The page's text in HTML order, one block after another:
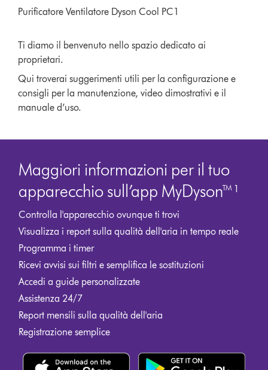
Purificatore Ventilatore Dyson Cool PC1
Ti diamo il benvenuto nello spazio dedicato ai
proprietari.
Qui troverai suggerimenti utili per la configurazione e
consigli per la manutenzione, video dimostrativi e il
manuale d’uso.
Maggiori informazioni per il tuo
apparecchio sull’app MyDyson™¹
Controlla l'apparecchio ovunque ti trovi
Visualizza i report sulla qualità dell'aria in tempo reale
Programma i timer
Ricevi avvisi sui filtri e semplifica le sostituzioni
Accedi a guide personalizzate
Assistenza 24/7
Report mensili sulla qualità dell'aria
Registrazione semplice